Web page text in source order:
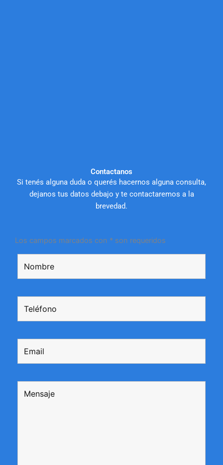
Contactanos
Si tenés alguna duda o querés hacernos alguna consulta,
dejanos tus datos debajo y te contactaremos a la
brevedad.
Los campos marcados con * son requeridos